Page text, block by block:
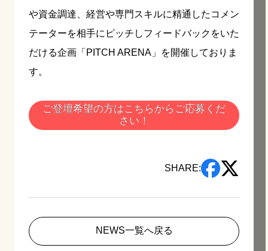
や資金調達、経営や専門スキルに精通したコメン
テーターを相手にピッチしフィードバックをいた
だける企画「PITCH ARENA」を開催しておりま
す。
ご登壇希望の方はこちらからご応募くだ
さい！
SHARE:
NEWS一覧へ戻る